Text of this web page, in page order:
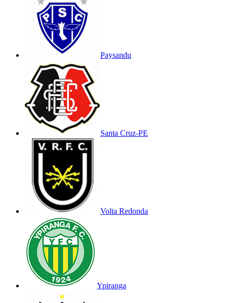
Paysandu
Santa Cruz-PE
Volta Redonda
Ypiranga